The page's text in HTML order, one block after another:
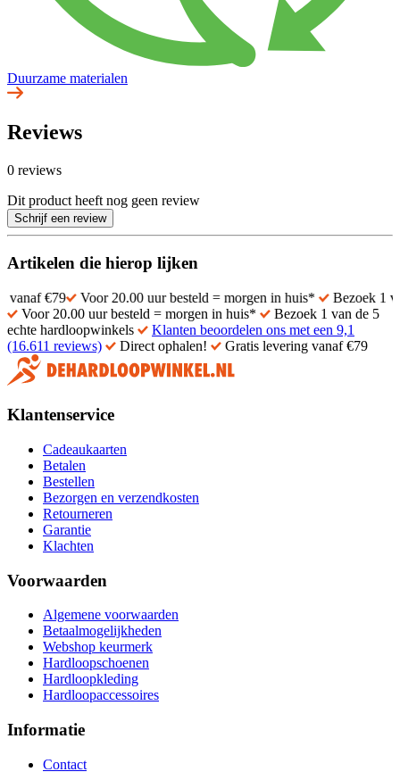
Duurzame materialen
Reviews
0 reviews
Dit product heeft nog geen review
Schrijf een review
Artikelen die hierop lijken
Voor 20.00 uur besteld = morgen in huis*
Bezoek 1 van de 5
Voor 20.00 uur besteld = morgen in huis*
Bezoek 1 van de 5
echte hardloopwinkels
Klanten beoordelen ons met een 9,1
(16.611 reviews)
Direct ophalen! Gratis levering vanaf €79
Klantenservice
Cadeaukaarten
Betalen
Bestellen
Bezorgen en verzendkosten
Retourneren
Garantie
Klachten
Voorwaarden
Algemene voorwaarden
Betaalmogelijkheden
Webshop keurmerk
Hardloopschoenen
Hardloopkleding
Hardloopaccessoires
Informatie
Contact